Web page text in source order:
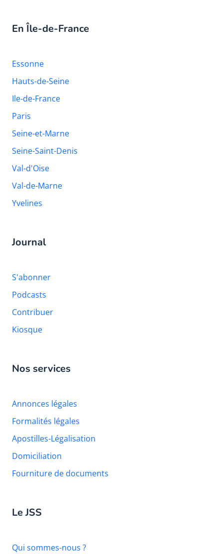
En Île-de-France
Essonne
Hauts-de-Seine
Ile-de-France
Paris
Seine-et-Marne
Seine-Saint-Denis
Val-d'Oise
Val-de-Marne
Yvelines
Journal
S'abonner
Podcasts
Contribuer
Kiosque
Nos services
Annonces légales
Formalités légales
Apostilles-Légalisation
Domiciliation
Fourniture de documents
Le JSS
Qui sommes-nous ?